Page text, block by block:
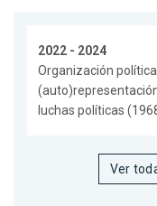
2022 - 2024
Organización
luchas políticas
Ver